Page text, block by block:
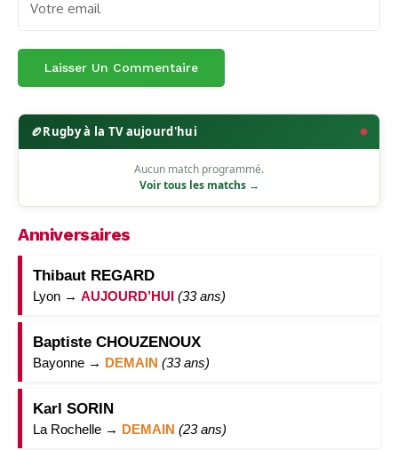
🏉Rugby à la TV aujourd'hui
Aucun match programmé.
Voir tous les matchs →
Anniversaires
Thibaut REGARD
Lyon → AUJOURD’HUI (33 ans)
Baptiste CHOUZENOUX
Bayonne → DEMAIN (33 ans)
Karl SORIN
La Rochelle → DEMAIN (23 ans)